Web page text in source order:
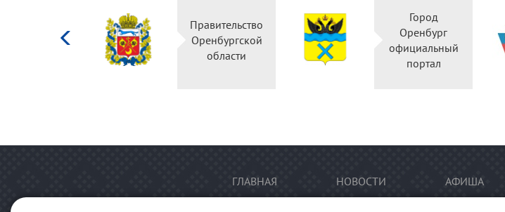
Правительство
Оренбургской
области
Город
Оренбург
официальный
портал
ГЛАВНАЯ НОВОСТИ АФИША